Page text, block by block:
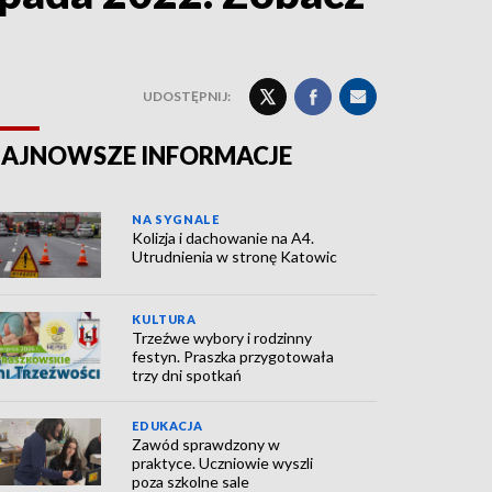
UDOSTĘPNIJ:
INFORMACJE
NA SYGNALE
Kolizja i dachowanie na A4.
Utrudnienia w stronę Katowic
KULTURA
Trzeźwe wybory i rodzinny
festyn. Praszka przygotowała
trzy dni spotkań
EDUKACJA
Zawód sprawdzony w
praktyce. Uczniowie wyszli
poza szkolne sale